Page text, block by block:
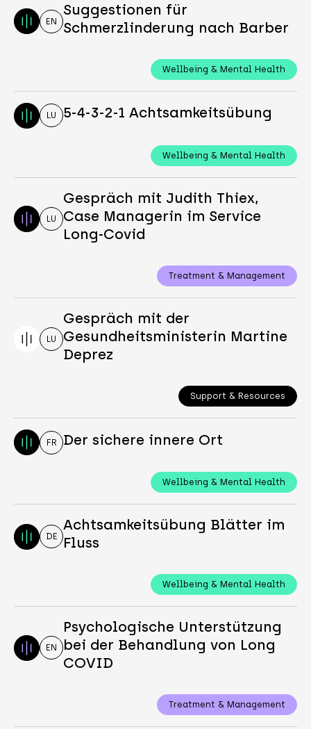
EN
Suggestionen für
Schmerzlinderung nach Barber
Wellbeing & Mental Health
LU 5-4-3-2-1 Achtsamkeitsübung
Wellbeing & Mental Health
LU
Gespräch mit Judith Thiex,
Case Managerin im Service
Long-Covid
Treatment & Management
LU
Gespräch mit der
Gesundheitsministerin Martine
Deprez
Support & Resources
FR Der sichere innere Ort
Wellbeing & Mental Health
DE
Achtsamkeitsübung Blätter im
Fluss
Wellbeing & Mental Health
EN
Psychologische Unterstützung
bei der Behandlung von Long
COVID
Treatment & Management